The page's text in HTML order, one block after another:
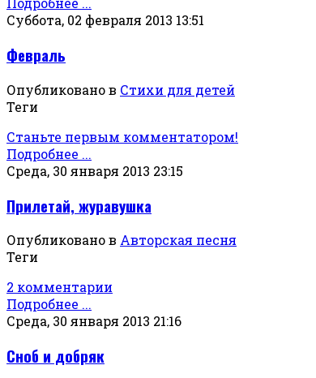
Суббота, 02 февраля 2013 13:51
Февраль
Опубликовано в Стихи для детей
Теги
Станьте первым комментатором!
Подробнее ...
Среда, 30 января 2013 23:15
Прилетай, журавушка
Опубликовано в Авторская песня
Теги
2 комментарии
Подробнее ...
Среда, 30 января 2013 21:16
Сноб и добряк